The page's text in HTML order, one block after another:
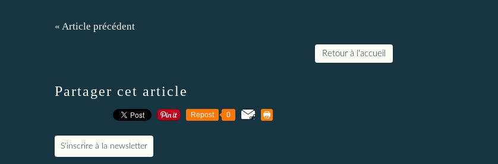
« Article précédent
Retour à l'accueil
Partager cet article
Repost 0
S'inscrire à la newsletter